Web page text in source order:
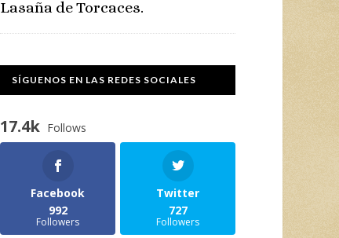
Lasaña de Torcaces.
SÍGUENOS EN LAS REDES SOCIALES
17.4k Follows
Facebook
992
Followers
Twitter
727
Followers